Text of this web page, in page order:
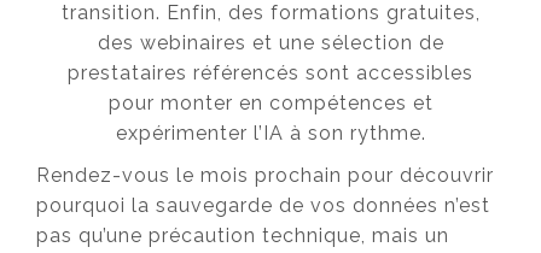
transition. Enfin, des formations gratuites,
des webinaires et une sélection de
prestataires référencés sont accessibles
pour monter en compétences et
expérimenter l’IA à son rythme.
Rendez-vous le mois prochain pour découvrir
pourquoi la sauvegarde de vos données n’est
pas qu’une précaution technique, mais un